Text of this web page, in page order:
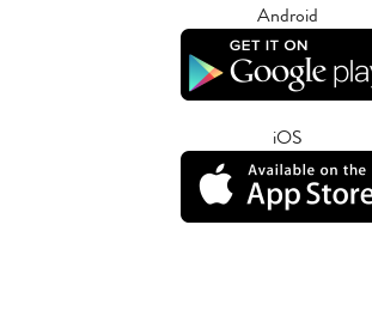
Android
iOS